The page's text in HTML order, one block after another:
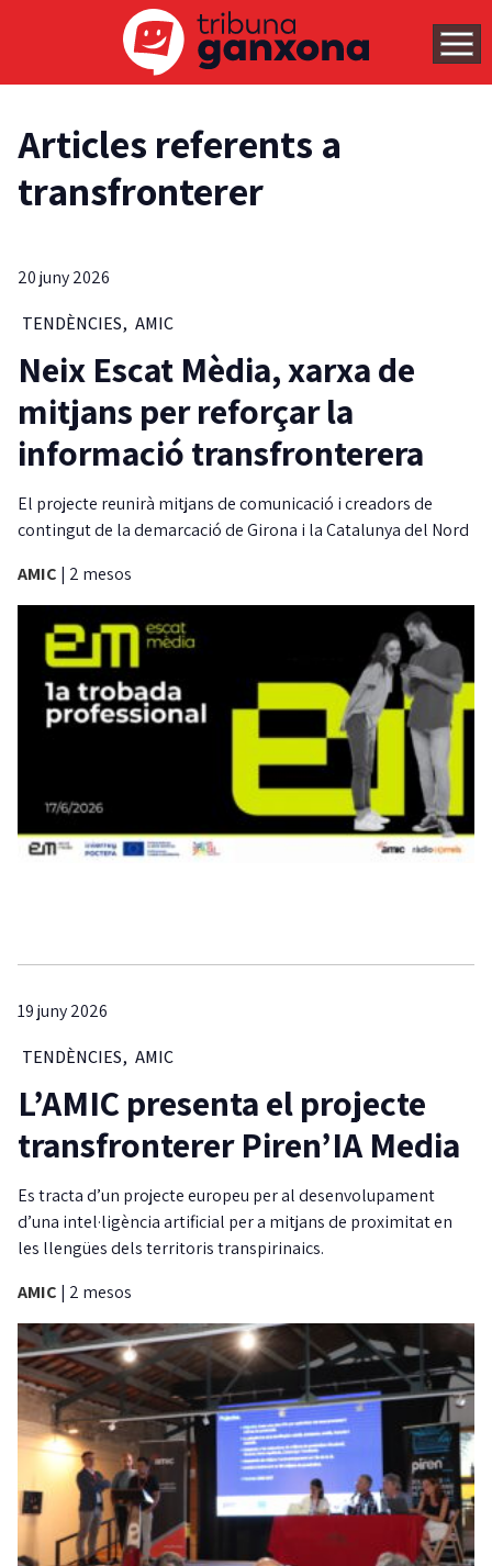
Articles referents a
transfronterer
20 juny 2026
TENDÈNCIES, AMIC
Neix Escat Mèdia, xarxa de
mitjans per reforçar la
informació transfronterera
El projecte reunirà mitjans de comunicació i creadors de
contingut de la demarcació de Girona i la Catalunya del Nord
AMIC | 2 mesos
19 juny 2026
TENDÈNCIES, AMIC
L’AMIC presenta el projecte
transfronterer Piren’IA Media
Es tracta d’un projecte europeu per al desenvolupament
d’una intel·ligència artificial per a mitjans de proximitat en
les llengües dels territoris transpirinaics.
AMIC | 2 mesos